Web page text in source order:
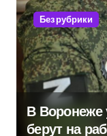
Без рубрики
В Воронеже
берут на